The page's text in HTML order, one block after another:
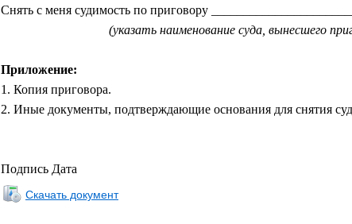
Снять с меня судимость по приговору
(указать наименование суда, вынесшего
Приложение:
1. Копия приговора.
2. Иные документы, подтверждающие основания для снятия
Подпись Дата
Скачать документ